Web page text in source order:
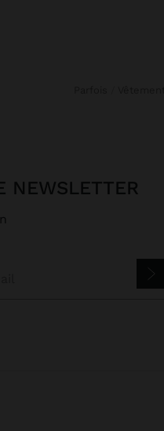
NEWSLETTER